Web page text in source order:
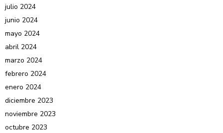
julio 2024
junio 2024
mayo 2024
abril 2024
marzo 2024
febrero 2024
enero 2024
diciembre 2023
noviembre 2023
octubre 2023